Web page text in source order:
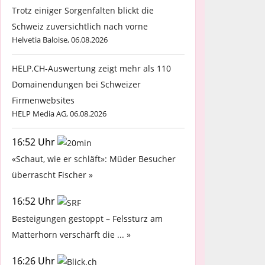
Trotz einiger Sorgenfalten blickt die
Schweiz zuversichtlich nach vorne
Helvetia Baloise, 06.08.2026
HELP.CH-Auswertung zeigt mehr als 110
Domainendungen bei Schweizer
Firmenwebsites
HELP Media AG, 06.08.2026
16:52 Uhr
«Schaut, wie er schläft»: Müder Besucher
überrascht Fischer »
16:52 Uhr
Besteigungen gestoppt – Felssturz am
Matterhorn verschärft die ... »
16:26 Uhr